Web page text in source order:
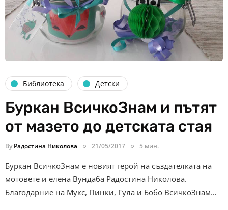
Библиотека Детски
Буркан ВсичкоЗнам и пътят
от мазето до детската стая
By Радостина Николова 21/05/2017 5 мин.
Буркан ВсичкоЗнам е новият герой на създателката на
мотовете и елена Вундаба Радостина Николова.
Благодарние на Мукс, Пинки, Гула и Бобо ВсичкоЗнам…